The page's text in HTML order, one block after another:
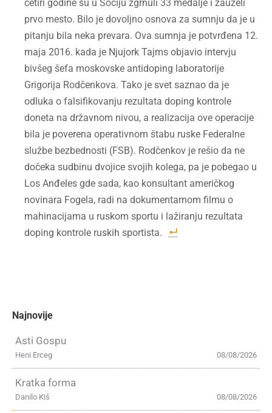
četiri godine su u Sočiju zgrnuli 33 medalje i zauzeli
prvo mesto. Bilo je dovoljno osnova za sumnju da je u
pitanju bila neka prevara. Ova sumnja je potvrđena 12.
maja 2016. kada je Njujork Tajms objavio intervju
bivšeg šefa moskovske antidoping laboratorije
Grigorija Rodčenkova. Tako je svet saznao da je
odluka o falsifikovanju rezultata doping kontrole
doneta na državnom nivou, a realizacija ove operacije
bila je poverena operativnom štabu ruske Federalne
službe bezbednosti (FSB). Rodčenkov je rešio da ne
dočeka sudbinu dvojice svojih kolega, pa je pobegao u
Los Anđeles gde sada, kao konsultant američkog
novinara Fogela, radi na dokumentarnom filmu o
mahinacijama u ruskom sportu i lažiranju rezultata
doping kontrole ruskih sportista.
Najnovije
Asti Gospu
08/08/2026
Heni Erceg
Kratka forma
08/08/2026
Danilo Kiš